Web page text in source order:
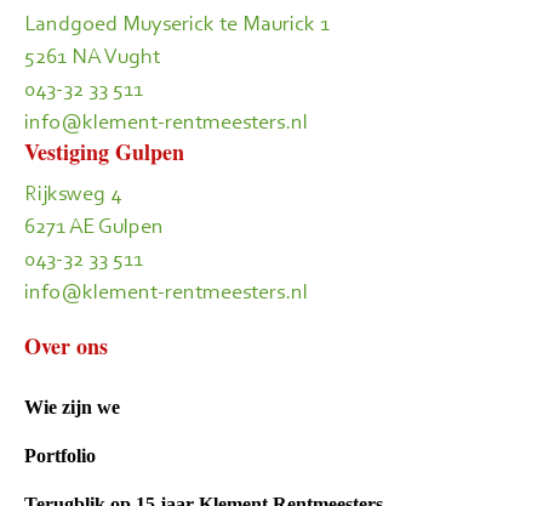
Landgoed Muyserick te Maurick 1
5261 NA Vught
043-32 33 511
info@klement-rentmeesters.nl
Vestiging Gulpen
Rijksweg 4
6271 AE Gulpen
043-32 33 511
info@klement-rentmeesters.nl
Over ons
Wie zijn we
Portfolio